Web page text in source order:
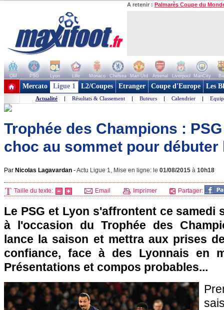
A retenir : Palmarès Coupe du
OM PSG Lyon Lille Monaco Chelsea Man Utd Arsenal Liverpool ManCity
+ de clubs
Mercato Ligue 1 L2/Coupes Etranger Coupe d'Europe Les
Actualité | Résultats & Classement | Buteurs | Calendrier |
Trophée des Champions :
choc au sommet pour débuter
Par Nicolas Lagavardan -Actu Ligue 1, Mise en ligne: le 01/08/2015 à 10h18
Taille du texte: Email Imprimer Partager:
Le PSG et Lyon s'affrontent ce samedi
à l'occasion du Trophée des
lance la saison et mettra aux prises
confiance, face à des Lyonnais en
Présentations et compos probables...